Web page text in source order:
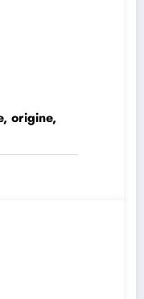
origine,